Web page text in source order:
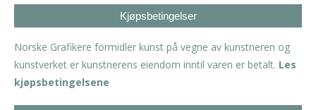
Kjøpsbetingelser
Norske Grafikere formidler kunst på vegne av kunstneren og
kunstverket er kunstnerens eiendom inntil varen er betalt. Les
kjøpsbetingelsene